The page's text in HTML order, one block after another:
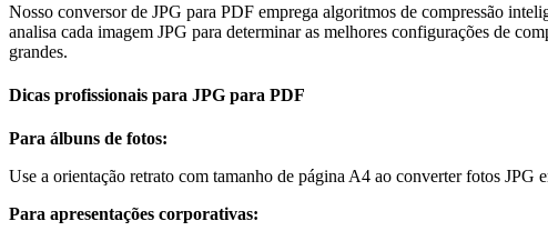
Nosso conversor de JPG para PDF emprega algoritmos de compressão
analisa cada imagem JPG para determinar as melhores configurações de
grandes.
Dicas profissionais para JPG para PDF
Para álbuns de fotos:
Use a orientação retrato com tamanho de página A4 ao converter fotos
Para apresentações corporativas: